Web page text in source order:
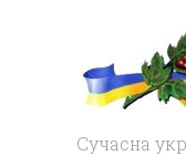
content
Сучасна